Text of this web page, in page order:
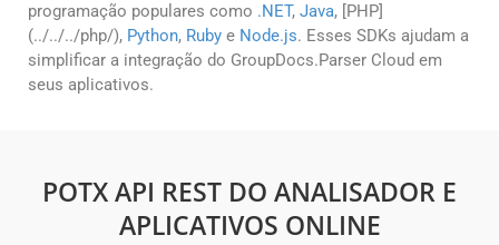
programação populares como .NET, Java, [PHP]
(../../../php/), Python, Ruby e Node.js. Esses SDKs ajudam a
simplificar a integração do GroupDocs.Parser Cloud em
seus aplicativos.
POTX API REST DO ANALISADOR E
APLICATIVOS ONLINE